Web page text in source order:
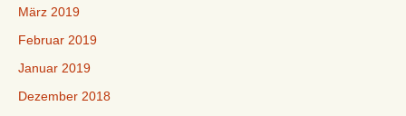
März 2019
Februar 2019
Januar 2019
Dezember 2018